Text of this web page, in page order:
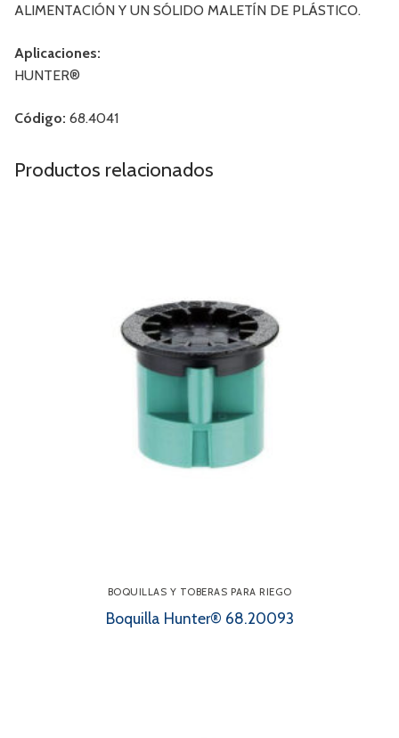
ALIMENTACIÓN Y UN SÓLIDO MALETÍN DE PLÁSTICO.
Aplicaciones:
HUNTER®
Código: 68.4041
Productos relacionados
BOQUILLAS Y TOBERAS PARA RIEGO
Boquilla Hunter® 68.20093